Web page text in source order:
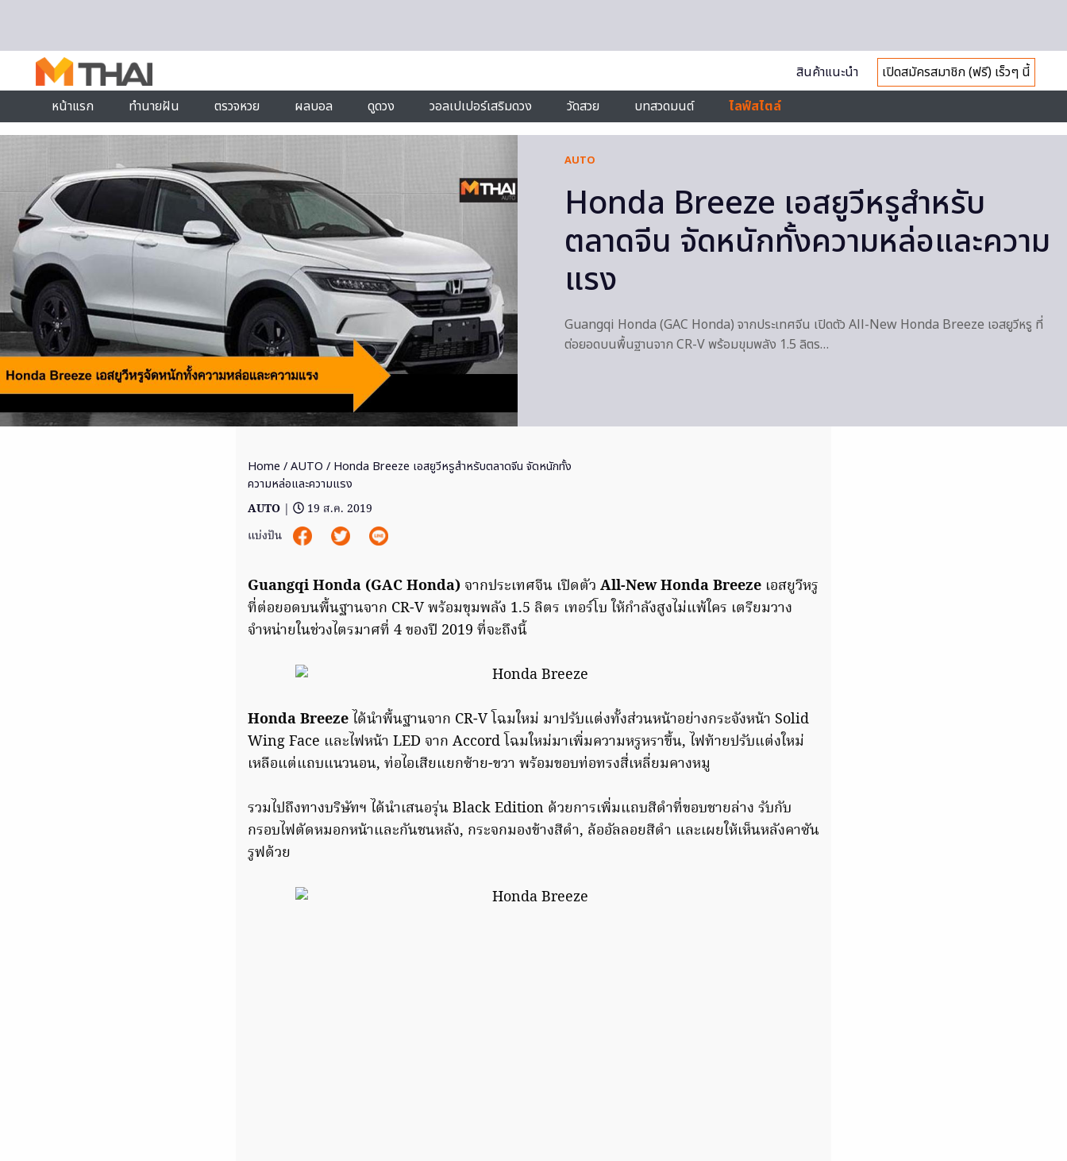
สินค้าแนะนำ
เปิดสมัครสมาชิก (ฟรี) เร็วๆ นี้
หน้าแรก
ทำนายฝัน ตรวจหวย ผลบอล ดูดวง วอลเปเปอร์เสริมดวง วัดสวย บทสวดมนต์ ไลฟ์สไตล์
AUTO
Honda Breeze เอสยูวีหรูสำหรับ
ตลาดจีน จัดหนักทั้งความหล่อและความ
แรง
Guangqi Honda (GAC Honda) จากประเทศจีน เปิดตัว All-New Honda Breeze เอสยูวีหรู ที่
ต่อยอดบนพื้นฐานจาก CR-V พร้อมขุมพลัง 1.5 ลิตร…
Home /AUTO / Honda Breeze เอสยูวีหรูสำหรับตลาดจีน จัดหนักทั้ง
ความหล่อและความแรง
AUTO |
19 ส.ค. 2019
แบ่งปัน
Guangqi Honda (GAC Honda) จากประเทศจีน เปิดตัว All-New Honda Breeze เอสยูวีหรู
ที่ต่อยอดบนพื้นฐานจาก CR-V พร้อมขุมพลัง 1.5 ลิตร เทอร์โบ ให้กำลังสูงไม่แพ้ใคร เตรียมวาง
จำหน่ายในช่วงไตรมาศที่ 4 ของปี 2019 ที่จะถึงนี้
Honda Breeze ได้นำพื้นฐานจาก CR-V โฉมใหม่ มาปรับแต่งทั้งส่วนหน้าอย่างกระจังหน้า Solid
Wing Face และไฟหน้า LED จาก Accord โฉมใหม่มาเพิ่มความหรูหราขึ้น, ไฟท้ายปรับแต่งใหม่
เหลือแต่แถบแนวนอน, ท่อไอเสียแยกซ้าย-ขวา พร้อมขอบท่อทรงสี่เหลี่ยมคางหมู
รวมไปถึงทางบริษัทฯ ได้นำเสนอรุ่น Black Edition ด้วยการเพิ่มแถบสีดำที่ขอบชายล่าง รับกับ
กรอบไฟตัดหมอกหน้าและกันชนหลัง, กระจกมองข้างสีดำ, ล้ออัลลอยสีดำ และเผยให้เห็นหลังคาซัน
รูฟด้วย